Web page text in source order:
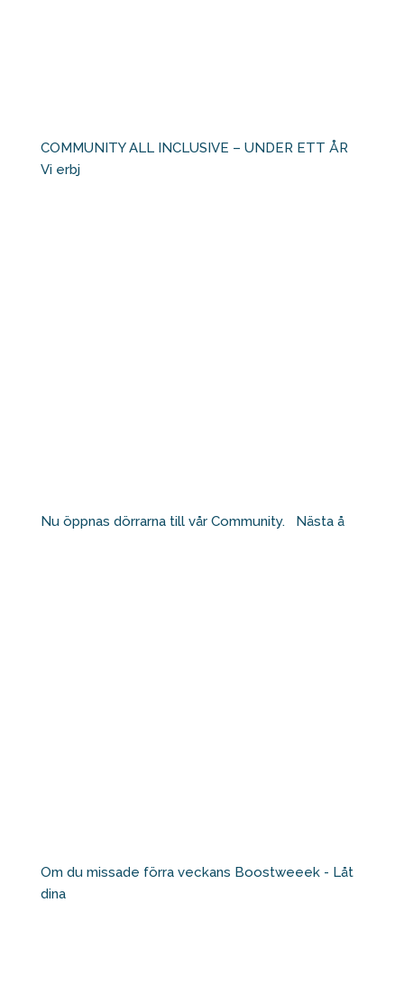
COMMUNITY ALL INCLUSIVE – UNDER ETT ÅR ⁠ ⁠
Vi erbj
Nu öppnas dörrarna till vår Community. ⁠ ⁠ Nästa å
Om du missade förra veckans Boostweeek - Låt
dina